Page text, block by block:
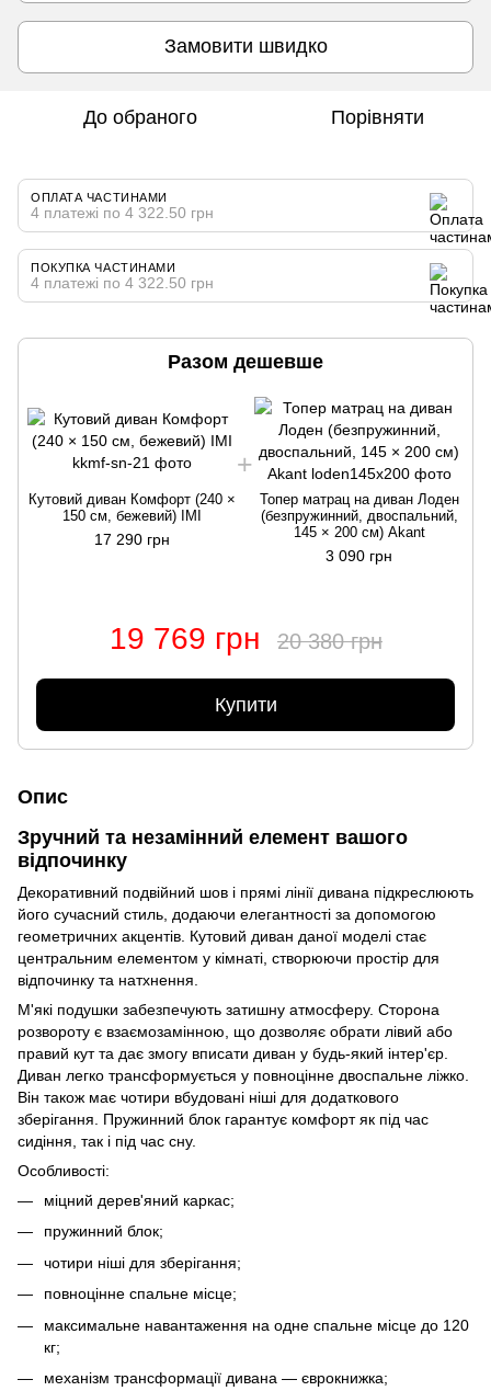
Замовити швидко
До обраного Порівняти
ОПЛАТА ЧАСТИНАМИ
4 платежі по 4 322.50 грн
ПОКУПКА ЧАСТИНАМИ
4 платежі по 4 322.50 грн
Разом дешевше
Кутовий диван Комфорт (240 ×
150 см, бежевий) IMI
17 290 грн
Топер матрац на диван Лоден
(безпружинний, двоспальний,
145 × 200 см) Akant
3 090 грн
19 769 грн 20 380 грн
Купити
Опис
Зручний та незамінний елемент вашого
відпочинку
Декоративний подвійний шов і прямі лінії дивана підкреслюють
його сучасний стиль, додаючи елегантності за допомогою
геометричних акцентів. Кутовий диван даної моделі стає
центральним елементом у кімнаті, створюючи простір для
відпочинку та натхнення.
М'які подушки забезпечують затишну атмосферу. Сторона
розвороту є взаємозамінною, що дозволяє обрати лівий або
правий кут та дає змогу вписати диван у будь-який інтер'єр.
Диван легко трансформується у повноцінне двоспальне ліжко.
Він також має чотири вбудовані ніші для додаткового
зберігання. Пружинний блок гарантує комфорт як під час
сидіння, так і під час сну.
Особливості:
міцний дерев'яний каркас;
пружинний блок;
чотири ніші для зберігання;
повноцінне спальне місце;
максимальне навантаження на одне спальне місце до 120
кг;
механізм трансформації дивана — єврокнижка;